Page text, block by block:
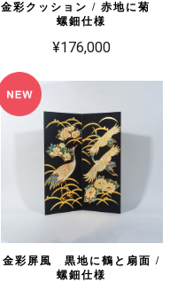
金彩クッション / 赤地に菊
螺鈿仕様
¥176,000
金彩屏風 黒地に鶴と扇面 /
螺鈿仕様